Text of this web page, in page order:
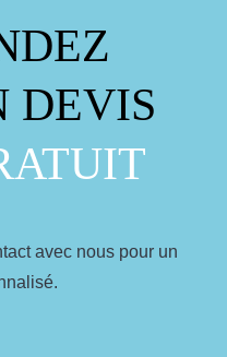
DEVIS
avec nous pour un